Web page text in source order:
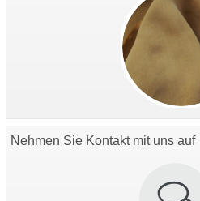
Nehmen Sie Kontakt mit uns auf